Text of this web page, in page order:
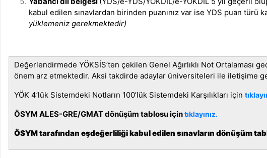
kabul edilen sınavlardan birinden puanınız var ise YDS puan türü
yüklemeniz gerekmektedir)
Değerlendirmede YÖKSİS’ten çekilen Genel Ağırlıklı Not Ortalaması
önem arz etmektedir. Aksi takdirde adaylar üniversiteleri ile iletişime
YÖK 4’lük Sistemdeki Notların 100’lük Sistemdeki Karşılıkları için
ÖSYM ALES-GRE/GMAT dönüşüm tablosu içintıklayınız.
ÖSYM tarafından eşdeğerliliği kabul edilen sınavların dönüşüm